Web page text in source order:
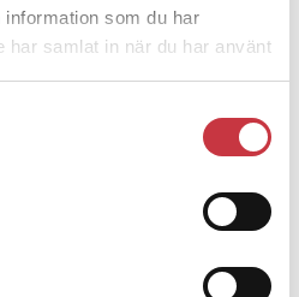
som du har
har samlat in när du har använt